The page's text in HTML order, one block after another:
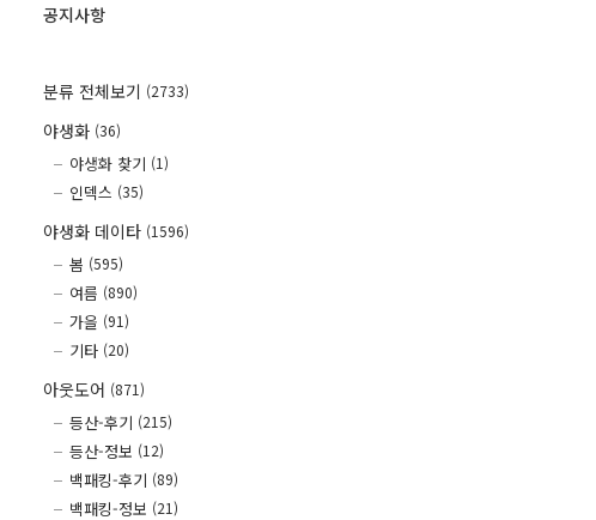
공지사항
분류 전체보기 (2733)
야생화 (36)
야생화 찾기 (1)
인덱스 (35)
야생화 데이타 (1596)
봄 (595)
여름 (890)
가을 (91)
기타 (20)
아웃도어 (871)
등산-후기 (215)
등산-정보 (12)
백패킹-후기 (89)
백패킹-정보 (21)